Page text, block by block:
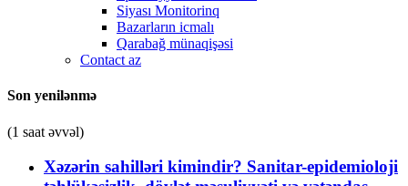
Siyası Monitorinq
Bazarların icmalı
Qarabağ münaqişəsi
Contact az
Son yenilənmə
(1 saat əvvəl)
Xəzərin sahilləri kimindir? Sanitar-epidemioloji